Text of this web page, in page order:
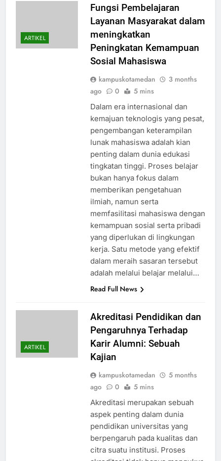
ARTIKEL
Fungsi Pembelajaran
Layanan Masyarakat dalam
meningkatkan
Peningkatan Kemampuan
Sosial Mahasiswa
kampuskotamedan
3 months
ago
0 5 mins
Dalam era internasional dan
kemajuan teknologis yang pesat,
pengembangan keterampilan
lunak mahasiswa adalah kian
penting dalam dunia edukasi
tingkatan tinggi. Proses belajar
bukan hanya fokus dalam
memberikan pengetahuan
ilmiah, namun serta
memfasilitasi mahasiswa dengan
kemampuan sosial serta pribadi
yang diperlukan di lingkungan
kerja. Satu metode yang efektif
dalam meraih sasaran tersebut
adalah melalui belajar melalui…
Read Full News
ARTIKEL
Akreditasi Pendidikan dan
Pengaruhnya Terhadap
Karir Alumni: Sebuah
Kajian
kampuskotamedan
5 months
ago
0 5 mins
Akreditasi merupakan sebuah
aspek penting dalam dunia
pendidikan universitas yang
berpengaruh pada kualitas dan
citra suatu institusi. Proses